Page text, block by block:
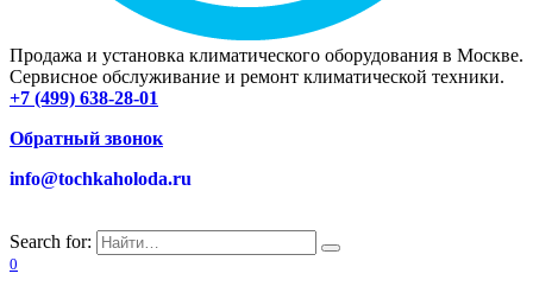
Продажа и установка климатического оборудования в Москве.
Сервисное обслуживание и ремонт климатической техники.
+7 (499) 638-28-01
Обратный звонок
info@tochkaholoda.ru
Search for:
0